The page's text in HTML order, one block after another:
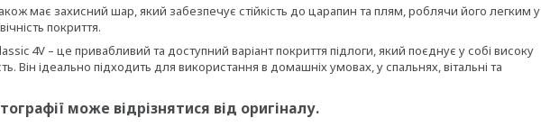
має захисний шар, який забезпечує стійкість до царапин та плям, роблячи його легким у
покриття.
4V – це привабливий та доступний варіант покриття підлоги, який поєднує у собі високу
Він ідеально підходить для використання в домашніх умовах, у спальнях, вітальні та
може відрізнятися від оригіналу.